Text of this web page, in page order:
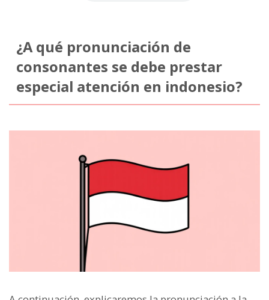
¿A qué pronunciación de
consonantes se debe prestar
especial atención en indonesio?